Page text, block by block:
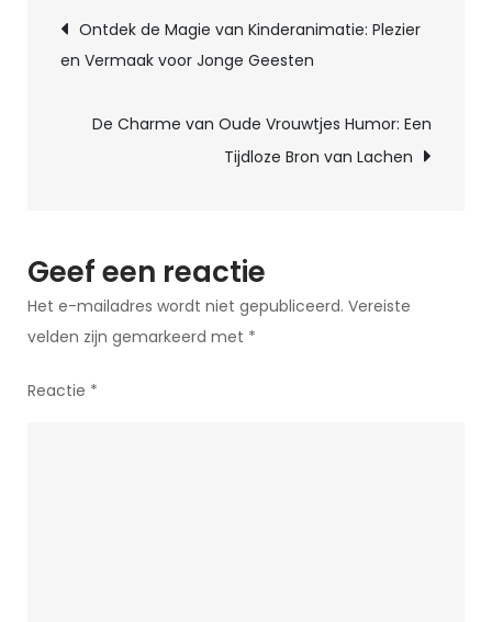
Humor
tijdens
Overgangsfase
Berichtnavigatie
Ontdek de Magie van Kinderanimatie: Plezier
en Vermaak voor Jonge Geesten
De Charme van Oude Vrouwtjes Humor: Een
Tijdloze Bron van Lachen
Geef een reactie
Het e-mailadres wordt niet gepubliceerd. Vereiste
velden zijn gemarkeerd met *
Reactie *